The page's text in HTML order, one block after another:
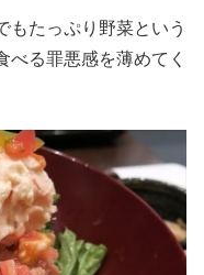
もたっぷり野菜という
べる罪悪感を薄めてく